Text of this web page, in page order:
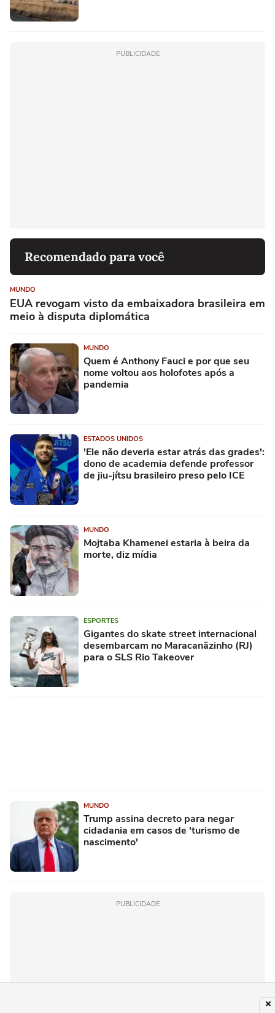
PUBLICIDADE
Recomendado para você
MUNDO
EUA revogam visto da embaixadora brasileira em
meio à disputa diplomática
MUNDO
Quem é Anthony Fauci e por que seu
nome voltou aos holofotes após a
pandemia
ESTADOS UNIDOS
'Ele não deveria estar atrás das grades':
dono de academia defende professor
de jiu-jítsu brasileiro preso pelo ICE
MUNDO
Mojtaba Khamenei estaria à beira da
morte, diz mídia
ESPORTES
Gigantes do skate street internacional
desembarcam no Maracanãzinho (RJ)
para o SLS Rio Takeover
MUNDO
Trump assina decreto para negar
cidadania em casos de 'turismo de
nascimento'
PUBLICIDADE